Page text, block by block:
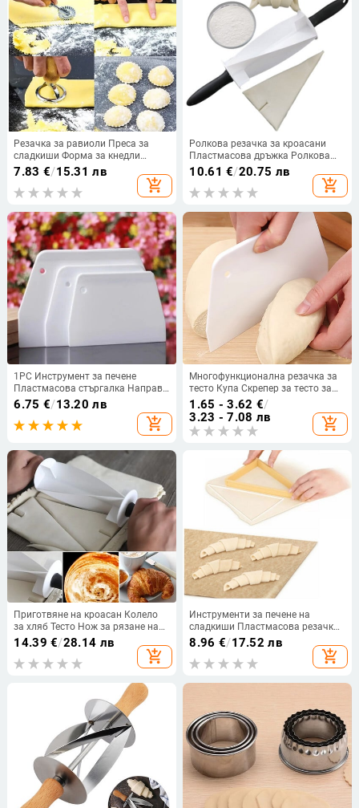
Резачка за равиоли Преса за
сладкиши Форма за кнедли
Устройство за щамповане на
дантела Форма за машина за
равиоли Форма за печат за
Кухненски инструмент за печене
7.83 €/15.31 лв
add_shopping_cart
Ролкова резачка за кроасани
Пластмасова дръжка Ролкова
резачка за приготвяне на хляб
Триъгълен нож за тесто Форма за
печене на сладкиши Кухненски
10.61 €/20.75 лв
add_shopping_cart
1PC Инструмент за печене
Пластмасова стъргалка Направи
си сам Сладкарски крем Шпатула
Трапецовидно рязане на тесто
Разделител за торта Кухненски
6.75 €/13.20 лв
add_shopping_cart
Многофункционална резачка за
тесто Купа Скрепер за тесто за
хляб Фондан Крем за торта
Шпатула Направи си сам
резачки за сладкиши Скрепери
Кухненски комплект за печене
1.65 - 3.62 €/
3.23 - 7.08 лв
add_shopping_cart
Приготвяне на кроасан Колело
за хляб Тесто Нож за рязане на
сладкиши Пластмасова ролка
Котлон Печене Кухненски
аксесоари Инструменти за
14.39 €/28.14 лв
add_shopping_cart
Инструменти за печене на
сладкиши Пластмасова резачка
за кроасани Форма за руло
Машина за приготвяне на
кроасани Линия за хляб Форма
8.96 €/17.52 лв
add_shopping_cart